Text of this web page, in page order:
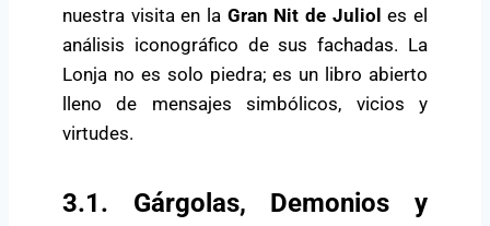
nuestra visita en la Gran Nit de Juliol es el
análisis iconográfico de sus fachadas. La
Lonja no es solo piedra; es un libro abierto
lleno de mensajes simbólicos, vicios y
virtudes.
3.1. Gárgolas, Demonios y